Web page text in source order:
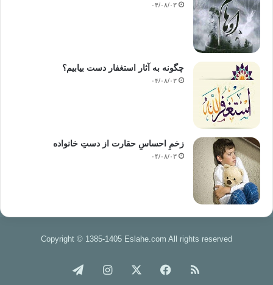
۰۴/۰۸/۰۳
چگونه به آثار استغفار دست بیابیم؟
۰۴/۰۸/۰۳
زخمِ احساسِ حقارت از دستِ خانواده
۰۴/۰۸/۰۳
Copyright © 1385-1405 Eslahe.com All rights reserved
خوراک فیس اینستاگرام